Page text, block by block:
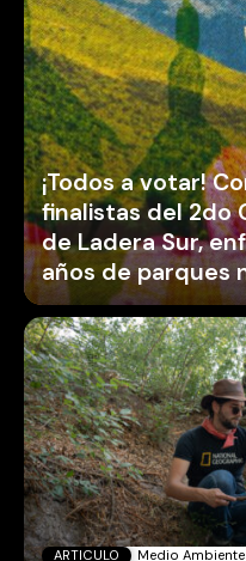
¡Todos a votar!
finalistas del 2do
de Ladera Sur,
años de parques
ARTICULO Medio Ambiente